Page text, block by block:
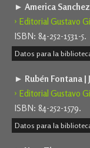
► America
› Editorial Gustavo
ISBN: 84-252-1531-5.
Datos para la
► Rubén Fontana |
› Editorial Gustavo
ISBN: 84-252-1579.
Datos para la